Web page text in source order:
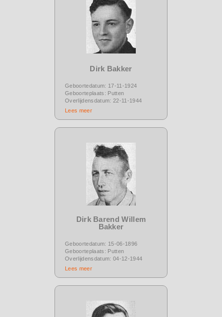
Dirk Bakker
Geboortedatum: 17-11-1924
Geboorteplaats: Putten
Overlijdensdatum: 22-11-1944
Lees meer
Dirk Barend Willem
Bakker
Geboortedatum: 15-06-1896
Geboorteplaats: Putten
Overlijdensdatum: 04-12-1944
Lees meer